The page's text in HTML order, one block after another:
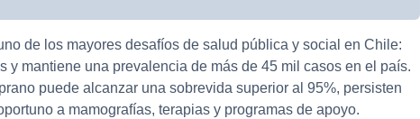
de los mayores desafíos de salud pública y social en Chile:
y mantiene una prevalencia de más de 45 mil casos en el país.
puede alcanzar una sobrevida superior al 95%, persisten
a mamografías, terapias y programas de apoyo.